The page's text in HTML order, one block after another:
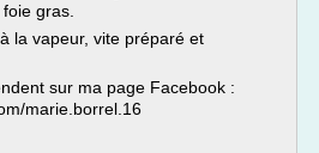
gras.
la vapeur, vite préparé et
sur ma page Facebook :
marie.borrel.16